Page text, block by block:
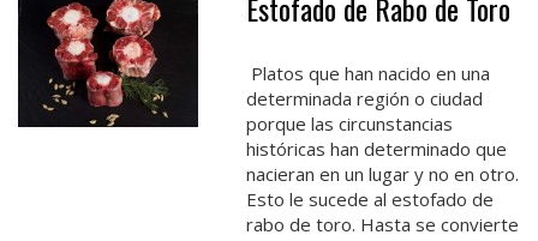
Platos que han nacido en una
determinada región o ciudad
porque las circunstancias
históricas han determinado que
nacieran en un lugar y no en otro.
Esto le sucede al estofado de
rabo de toro. Hasta se convierte